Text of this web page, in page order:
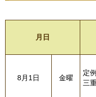
月日
8月1日 金曜
定
三